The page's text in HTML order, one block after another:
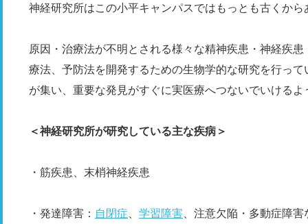
神経研究所はこの小平キャンパスではもっとも古くから
原因・治療法が不明とされる様々な精神疾患・神経疾患
療法、予防法を開発するための生物学的な研究を行っ
が集い、重要な発見がすぐに実医療へつないでいける
＜神経研究所が研究している主な疾病＞
・筋疾患、末梢神経疾患
・発達障害： 自閉症 学習障害 、注意欠陥・多動症障害